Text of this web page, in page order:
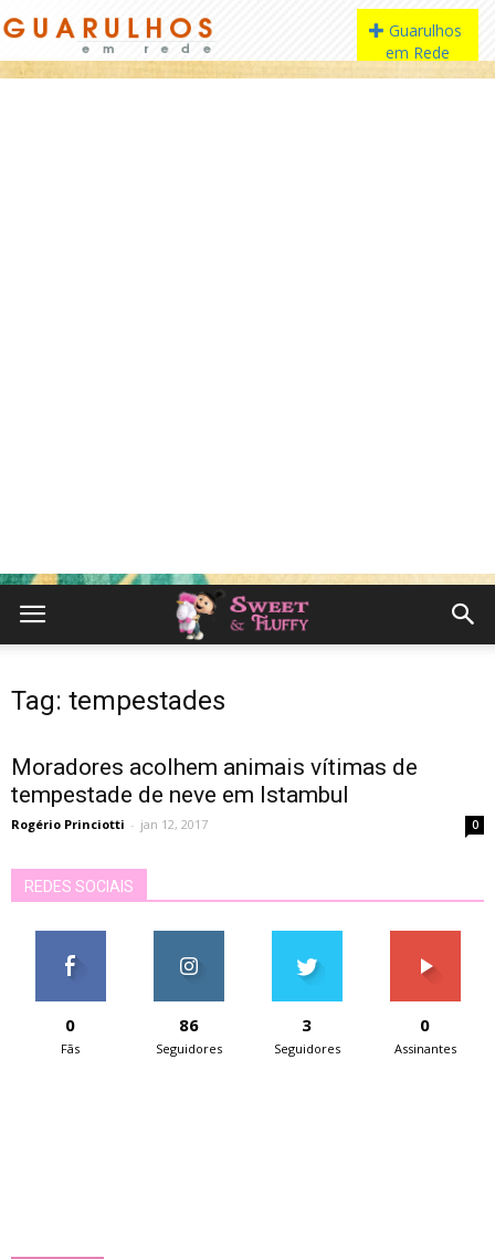
Tag: tempestades
Moradores acolhem animais vítimas de
tempestade de neve em Istambul
Rogério Princiotti - jan 12, 2017 0
REDES SOCIAIS
0
Fãs
86
Seguidores
3
Seguidores
0
Assinantes